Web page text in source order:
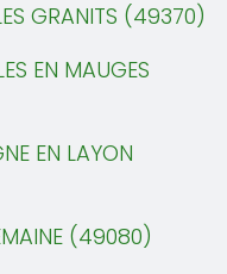
GRANITS (49370)
EN MAUGES
EN LAYON
(49080)